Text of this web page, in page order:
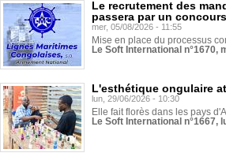
Le recrutement des
passera par un concours
mer, 05/08/2026 - 11:55
Mise en place du processus
Le Soft International
L'esthétique ongulaire
lun, 29/06/2026 - 10:30
Elle fait florès dans les pays
Le Soft International n°1667,